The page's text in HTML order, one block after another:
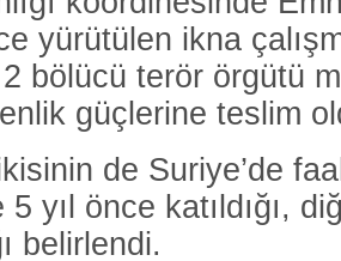
yürütülen ikna
bölücü terör örgütü
güçlerine teslim
de Suriye’de
yıl önce katıldığı,
belirlendi.